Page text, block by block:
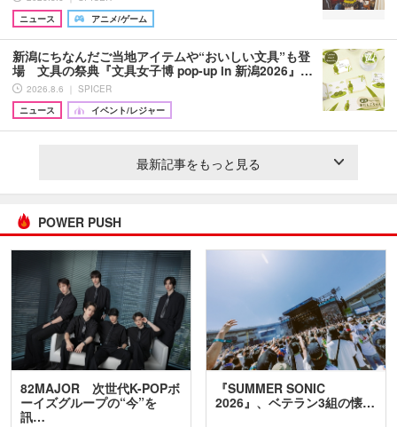
ニュース
アニメ/ゲーム
新潟にちなんだご当地アイテムや“おいしい文具”も登
場 文具の祭典『文具女子博 pop-up in 新潟2026』…
2026.8.6 ｜ SPICER
ニュース
イベント/レジャー
最新記事をもっと見る
POWER PUSH
82MAJOR 次世代K-POPボ
ーイズグループの“今”を
訊…
『SUMMER SONIC
2026』、ベテラン3組の懐…